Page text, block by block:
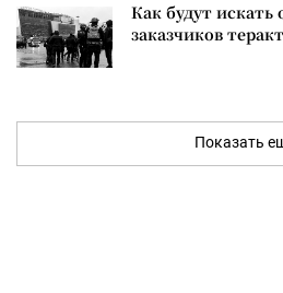
Как будут искать
заказчиков
Показать